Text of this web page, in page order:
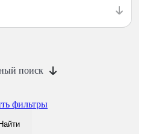
поиск
фильтры
Найти